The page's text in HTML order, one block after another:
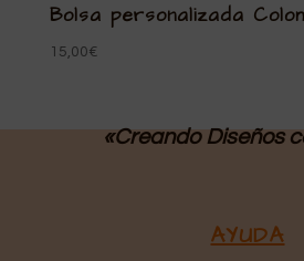
Bolsa personalizada
15,00€
«Creando Diseños
AYUDA